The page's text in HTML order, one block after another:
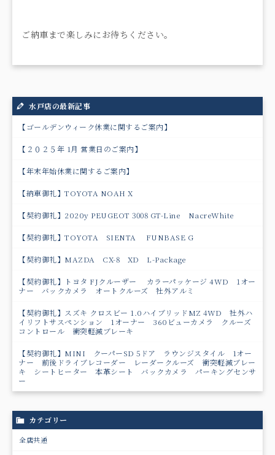
ご納車まで楽しみにお待ちください。
水戸店の最新記事
【ゴールデンウィーク休業に関するご案内】
【２０２５年 1月 営業日のご案内】
【年末年始休業に関するご案内】
【納車御礼】TOYOTA NOAH X
【契約御礼】2020y PEUGEOT 3008 GT-Line NacreWhite
【契約御礼】TOYOTA SIENTA FUNBASE G
【契約御礼】MAZDA CX-8 XD L-Package
【契約御礼】トヨタ FJクルーザー カラーパッケージ 4WD 1オー
ナー バックカメラ オートクルーズ 社外アルミ
【契約御礼】スズキ クロスビー 1.0ハイブリッドMZ 4WD 社外ハ
イリフトサスペンション 1オーナー 360ビューカメラ クルーズ
コントロール 衝突軽減ブレーキ
【契約御礼】MINI クーパーSD 5ドア ラウンジスタイル 1オー
ナー 前後ドライブレコーダー レーダークルーズ 衝突軽減ブレー
キ シートヒーター 本革シート バックカメラ パーキングセンサ
ー
カテゴリー
全店共通